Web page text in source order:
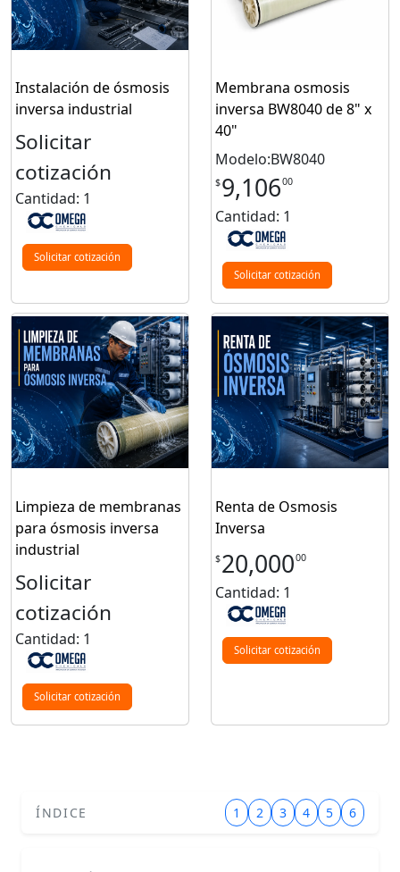
Instalación de ósmosis
inversa industrial
Solicitar
cotización
Cantidad: 1
Solicitar cotización
Membrana osmosis
inversa BW8040 de 8" x
40"
Modelo:BW8040
$9,10600
Cantidad: 1
Solicitar cotización
Limpieza de membranas
para ósmosis inversa
industrial
Solicitar
cotización
Cantidad: 1
Solicitar cotización
Renta de Osmosis
Inversa
$20,00000
Cantidad: 1
Solicitar cotización
ÍNDICE 1 2 3 4 5 6